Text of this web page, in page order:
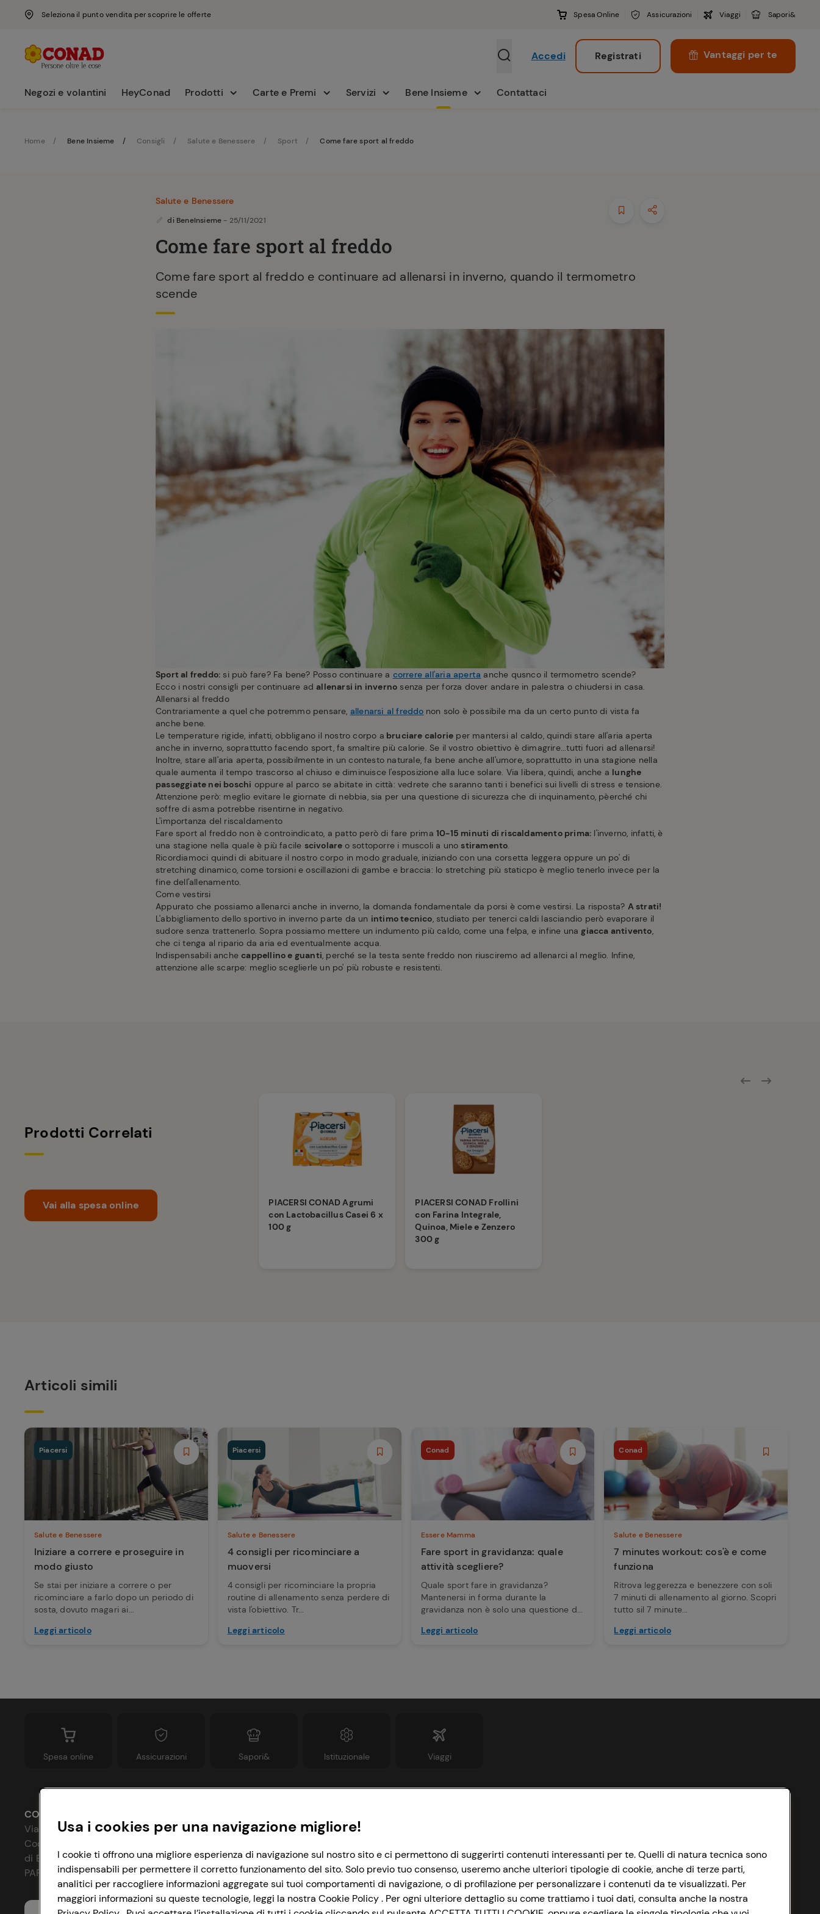
Seleziona il punto vendita per scoprire le offerte Spesa Online Assicurazioni Viaggi Sapori&
Accedi Registrati Vantaggi per te
Negozi e volantini HeyConad Prodotti Carte e Premi Servizi Bene Insieme Contattaci
Home Bene Insieme Consigli Salute e Benessere Sport Come fare sport al freddo
Salute e Benessere
di BeneInsieme - 25/11/2021
Come fare sport al freddo
Come fare sport al freddo e continuare ad allenarsi in inverno, quando il termometro
scende
Sport al freddo: si può fare? Fa bene? Posso continuare a correre all'aria aperta anche qusnco il termometro scende?
Ecco i nostri consigli per continuare adallenarsi in inverno senza per forza dover andare in palestra o chiudersi in casa.
Allenarsi al freddo
Contrariamente a quel che potremmo pensare, allenarsi al freddo non solo è possibile ma da un certo punto di vista fa
anche bene.
Le temperature rigide, infatti, obbligano il nostro corpo a bruciare calorie per mantersi al caldo, quindi stare all'aria aperta
anche in inverno, soprattutto facendo sport, fa smaltire più calorie. Se il vostro obiettivo è dimagrire...tutti fuori ad allenarsi!
Inoltre, stare all'aria aperta, possibilmente in un contesto naturale, fa bene anche all'umore, soprattutto in una stagione nella
quale aumenta il tempo trascorso al chiuso e diminuisce l'esposizione alla luce solare. Via libera, quindi, anche a lunghe
passeggiate nei boschi oppure al parco se abitate in città: vedrete che saranno tanti i benefici sui livelli di stress e tensione.
Attenzione però: meglio evitare le giornate di nebbia, sia per una questione di sicurezza che di inquinamento, pèerché chi
soffre di asma potrebbe risentirne in negativo.
L'importanza del riscaldamento
Fare sport al freddo non è controindicato, a patto però di fare prima10-15 minuti di riscaldamento prima: l'inverno, infatti, è
una stagione nella quale è più facile scivolare o sottoporre i muscoli a uno stiramento.
Ricordiamoci quindi di abituare il nostro corpo in modo graduale, iniziando con una corsetta leggera oppure un po' di
stretching dinamico, come torsioni e oscillazioni di gambe e braccia: lo stretching più staticpo è meglio tenerlo invece per la
fine dell'allenamento.
Come vestirsi
Appurato che possiamo allenarci anche in inverno, la domanda fondamentale da porsi è come vestirsi. La risposta? A strati!
L'abbigliamento dello sportivo in inverno parte da un intimo tecnico, studiato per tenerci caldi lasciandio però evaporare il
sudore senza trattenerlo. Sopra possiamo mettere un indumento più caldo, come una felpa, e infine unagiacca antivento,
che ci tenga al ripario da aria ed eventualmente acqua.
Indispensabili anchecappellino e guanti, perché se la testa sente freddo non riusciremo ad allenarci al meglio. Infine,
attenzione alle scarpe: meglio sceglierle un po' più robuste e resistenti.
Prodotti Correlati
Vai alla spesa online
PIACERSI CONAD Agrumi
con Lactobacillus Casei 6 x
100 g
PIACERSI CONAD Frollini
con Farina Integrale,
Quinoa, Miele e Zenzero
300 g
Articoli simili
Piacersi
Salute e Benessere
Iniziare a correre e proseguire in
modo giusto
Se stai per iniziare a correre o per
ricominciare a farlo dopo un periodo di
sosta, dovuto magari ai...
Leggi articolo
Piacersi
Salute e Benessere
4 consigli per ricominciare a
muoversi
4 consigli per ricominciare la propria
routine di allenamento senza perdere di
vista l'obiettivo. Tr...
Leggi articolo
Conad
Essere Mamma
Fare sport in gravidanza: quale
attività scegliere?
Quale sport fare in gravidanza?
Mantenersi in forma durante la
gravidanza non è solo una questione d...
Leggi articolo
Conad
Salute e Benessere
7 minutes workout: cos'è e come
funziona
Ritrova leggerezza e benezzere con soli
7 minuti di allenamento al giorno. Scopri
tutto sil 7 minute...
Leggi articolo
Spesa online Assicurazioni Sapori& Istituzionale Viaggi
Cookie Policy
Impostazioni Cookie
Le cooperative
News & Approfondimenti
CONAD SOCIETÀ COOPERATIVA
Via Michelino, 59 | 40127 BOLOGNA
Codice Fiscale e Registro Imprese
di Bologna 00865960157
PARTITA IVA 03320960374
Usa i cookies per una navigazione migliore!
I cookie ti offrono una migliore esperienza di navigazione sul nostro sito e ci permettono di suggerirti contenuti interessanti per te. Quelli di natura tecnica sono
indispensabili per permettere il corretto funzionamento del sito. Solo previo tuo consenso, useremo anche ulteriori tipologie di cookie, anche di terze parti,
analitici per raccogliere informazioni aggregate sui tuoi comportamenti di navigazione, o di profilazione per personalizzare i contenuti da te visualizzati. Per
maggiori informazioni su queste tecnologie, leggi la nostra Cookie Policy . Per ogni ulteriore dettaglio su come trattiamo i tuoi dati, consulta anche la nostra